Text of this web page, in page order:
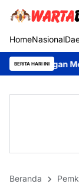
HomeNasional
BERITA HARI INIHutan dan
Beranda